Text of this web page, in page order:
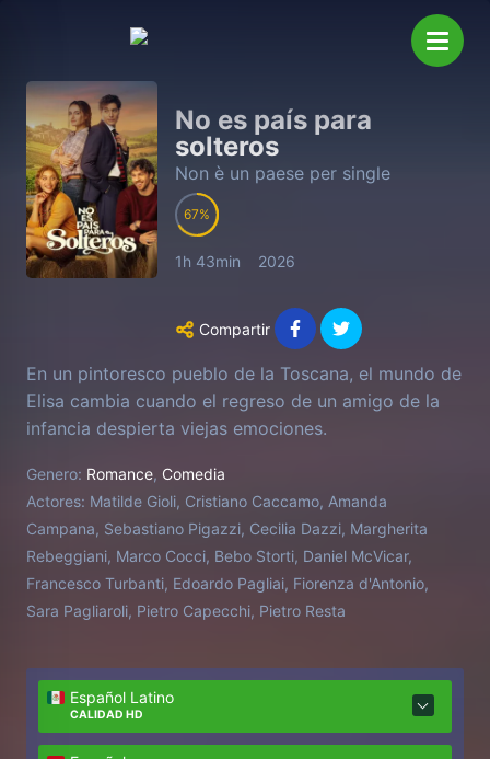
No es país para
solteros
Non è un paese per single
67
1h 43min 2026
Compartir
En un pintoresco pueblo de la Toscana, el mundo de
Elisa cambia cuando el regreso de un amigo de la
infancia despierta viejas emociones.
Genero: Romance, Comedia
Actores: Matilde Gioli, Cristiano Caccamo, Amanda
Campana, Sebastiano Pigazzi, Cecilia Dazzi, Margherita
Rebeggiani, Marco Cocci, Bebo Storti, Daniel McVicar,
Francesco Turbanti, Edoardo Pagliai, Fiorenza d'Antonio,
Sara Pagliaroli, Pietro Capecchi, Pietro Resta
Español Latino
CALIDAD HD